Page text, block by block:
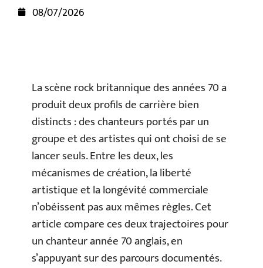
08/07/2026
La scène rock britannique des années 70 a
produit deux profils de carrière bien
distincts : des chanteurs portés par un
groupe et des artistes qui ont choisi de se
lancer seuls. Entre les deux, les
mécanismes de création, la liberté
artistique et la longévité commerciale
n’obéissent pas aux mêmes règles. Cet
article compare ces deux trajectoires pour
un chanteur année 70 anglais, en
s’appuyant sur des parcours documentés.